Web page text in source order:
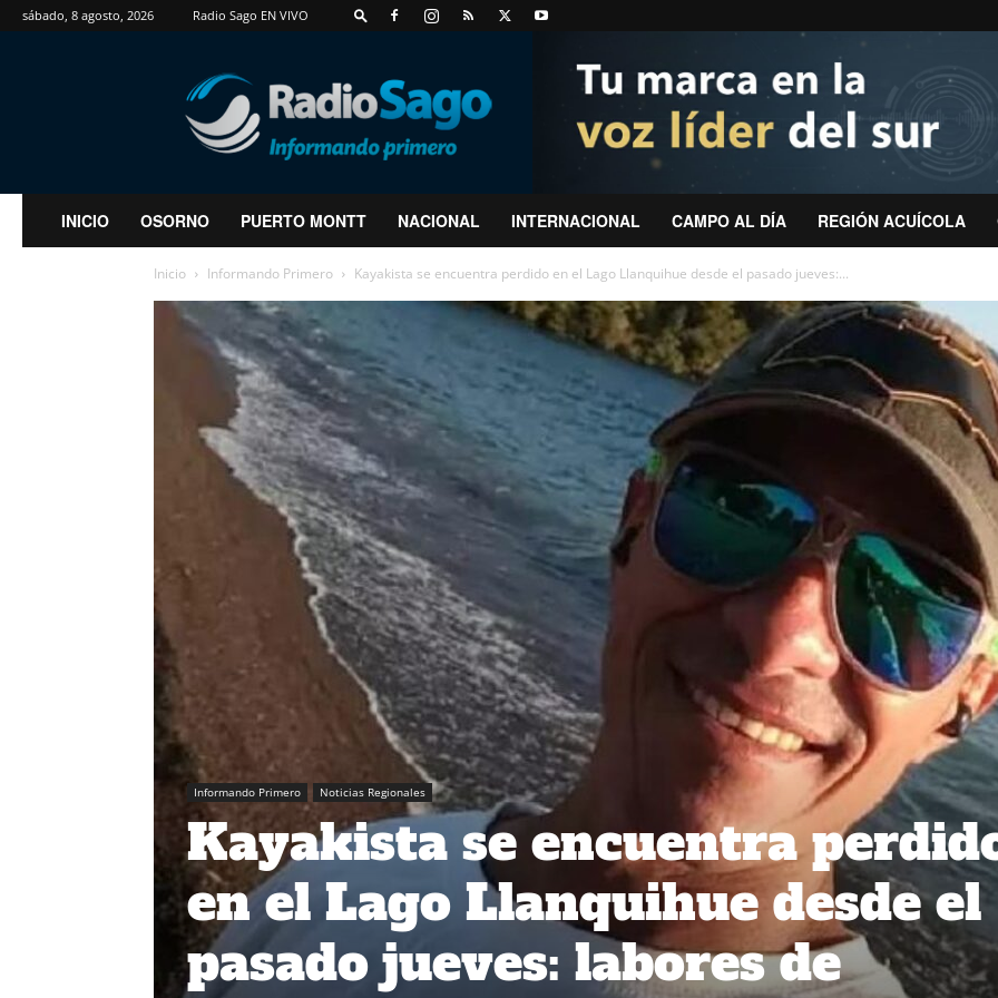
sábado, 8 agosto, 2026 Radio Sago EN VIVO
RadioSago
INICIO OSORNO PUERTO MONTT NACIONAL INTERNACIONAL CAMPO AL DÍA REGIÓN ACUÍCOLA
Inicio Informando Primero Kayakista se encuentra perdido en el Lago Llanquihue desde el pasado jueves:...
Informando Primero Noticias Regionales
Kayakista se encuentra
en el Lago Llanquihue desde el
pasado jueves: labores de